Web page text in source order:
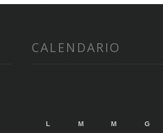
CALENDARIO
L M M G